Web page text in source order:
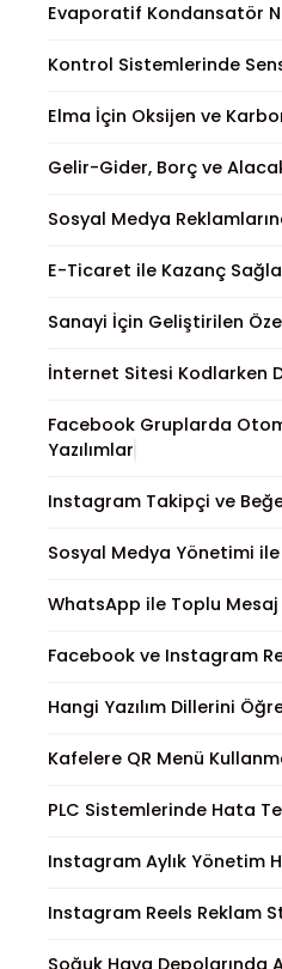
Evaporatif Kondansatör
Kontrol Sistemlerinde
Elma İçin Oksijen ve
Gelir-Gider, Borç ve
Sosyal Medya
E-Ticaret ile Kazanç
Sanayi İçin Geliştirilen
İnternet Sitesi Kodlarken
Facebook Gruplarda
Yazılımlar
Instagram Takipçi ve
Sosyal Medya Yönetimi
WhatsApp ile Toplu Mesaj
Facebook ve Instagram
Hangi Yazılım Dillerini
Kafelere QR Menü
PLC Sistemlerinde Hata
Instagram Aylık Yönetim
Instagram Reels Reklam
Soğuk Hava Depolarında